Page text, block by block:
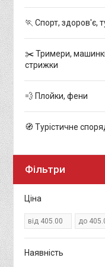
🏃 Спорт, здоров'є,
✂️ Тримери,
стрижки
💨 Плойки, фени
🧭 Турістичне
Фільтри
Ціна
Наявність